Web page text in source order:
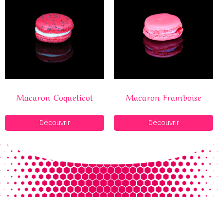
Macaron Coquelicot
Découvrir
Macaron Framboise
Découvrir